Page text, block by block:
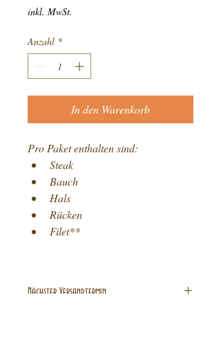
inkl. MwSt.
Anzahl *
In den Warenkorb
Pro Paket enthalten sind:
Steak
Bauch
Hals
Rücken
Filet**
Nächster Versandtermin